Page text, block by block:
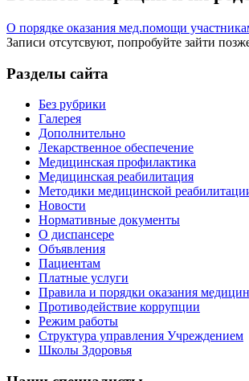
О порядке оказания мед.помощи
Записи отсутсвуют, попробуйте зайти
Разделы сайта
Без рубрики
Галерея
Дополнительно
Лекарственное обеспечение
Медицинская профилактика
Медицинская реабилитация
Методики медицинской
Новости
Нормативные документы
О диспансере
Объявления
Пациентам
Платные услуги
Правила и порядки оказания
Противодействие коррупции
Режим работы
Структура управления Учреждением
Школы Здоровья